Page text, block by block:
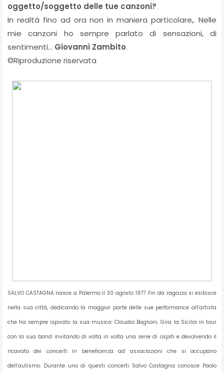
oggetto/soggetto delle tue canzoni?
In realtà fino ad ora non in maniera particolare,. Nelle
mie canzoni ho sempre parlato di sensazioni, di
sentimenti… Giovanni Zambito.
©Riproduzione riservata
SALVO CASTAGNA nasce a Palermo il 30 agosto 1977. Fin da ragazzo si esibisce
nella sua città, dedicando la maggior parte delle sue performance all’artista
che ha sempre ispirato la sua musica: Claudio Baglioni. Gira la Sicilia in tour
con la sua band invitando di volta in volta una serie di ospiti e devolvendo il
ricavato dei concerti in beneficenza ad associazioni che si occupano
dell’autismo. Durante uno di questi concerti Salvo Castagna conosce Paolo